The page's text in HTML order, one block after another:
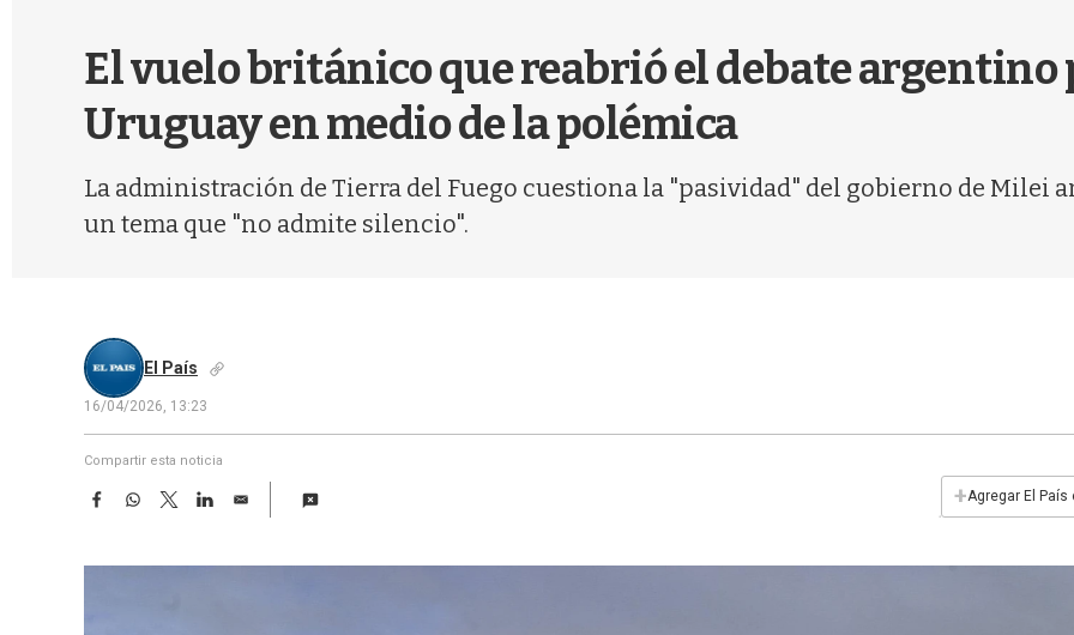
El vuelo británico que reabrió el debate argentino
Uruguay en medio de la polémica
La administración de Tierra del Fuego cuestiona la "pasividad" del gobierno de Milei
un tema que "no admite silencio".
El País
16/04/2026, 13:23
Compartir esta noticia
F
e
W
t
T
w
t
L
k
E
i
+Agregar El País